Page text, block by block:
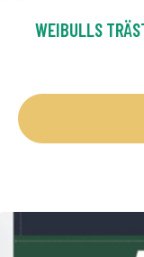
WEIBULLS